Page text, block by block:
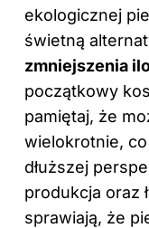
ekologicznej
świetną
zmniejszenia
początkowy
pamiętaj, że
wielokrotnie,
dłuższej
produkcja oraz
sprawiają, że